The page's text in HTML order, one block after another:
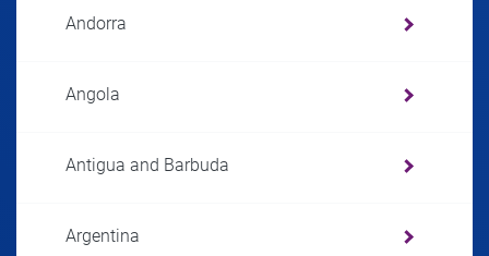
Andorra
Angola
Antigua and Barbuda
Argentina